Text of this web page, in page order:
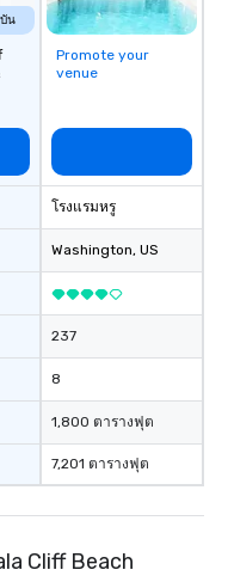
น
Promote your
venue
โรงแรมหรู
Washington, US
237
8
1,800 ตารางฟุต
7,201 ตารางฟุต
Cliff Beach